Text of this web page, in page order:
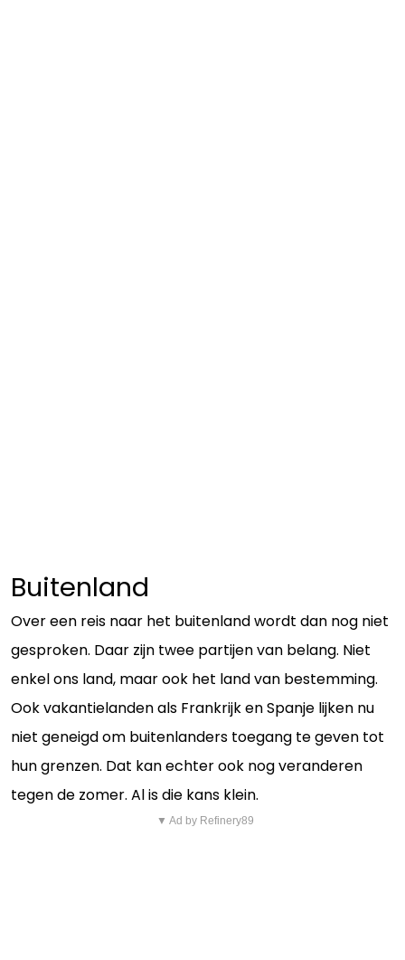
Buitenland
Over een reis naar het buitenland wordt dan nog niet
gesproken. Daar zijn twee partijen van belang. Niet
enkel ons land, maar ook het land van bestemming.
Ook vakantielanden als Frankrijk en Spanje lijken nu
niet geneigd om buitenlanders toegang te geven tot
hun grenzen. Dat kan echter ook nog veranderen
tegen de zomer. Al is die kans klein.
▼ Ad by Refinery89